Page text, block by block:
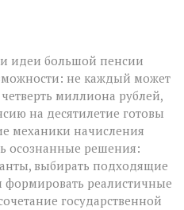
идеи большой пенсии
не каждый может
миллиона рублей,
на десятилетие готовы
механики начисления
осознанные решения:
выбирать подходящие
реалистичные
государственной